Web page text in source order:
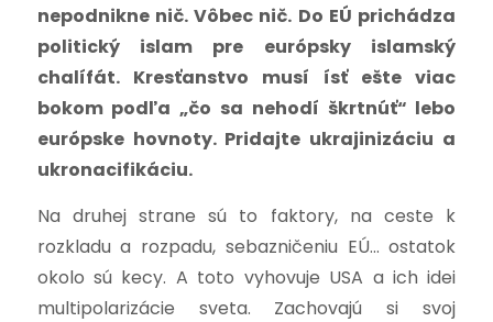
nepodnikne nič. Vôbec nič. Do EÚ prichádza
politický islam pre európsky islamský
chalífát. Kresťanstvo musí ísť ešte viac
bokom podľa „čo sa nehodí škrtnúť“ lebo
európske hovnoty. Pridajte ukrajinizáciu a
ukronacifikáciu.
Na druhej strane sú to faktory, na ceste k
rozkladu a rozpadu, sebazničeniu EÚ… ostatok
okolo sú kecy. A toto vyhovuje USA a ich idei
multipolarizácie sveta. Zachovajú si svoj